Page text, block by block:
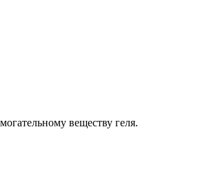
веществу геля.